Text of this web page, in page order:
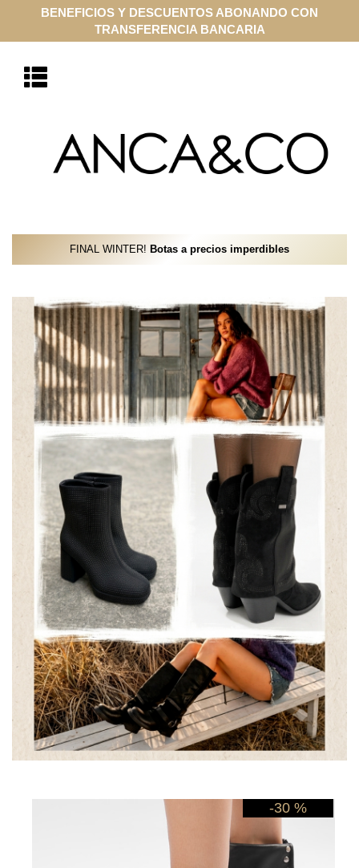
COMPRA ONLINE EN CUOTAS SIN INTERÉS CON VISA Y
MASTERCARD
FINAL WINTER! Botas a precios imperdibles
-30 %